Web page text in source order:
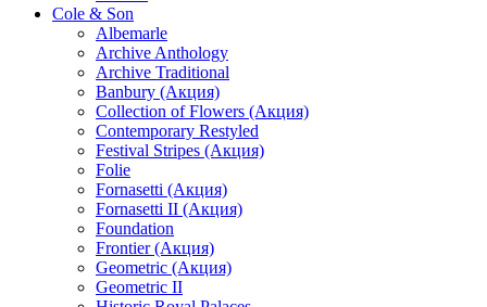
Cole & Son
Albemarle
Archive Anthology
Archive Traditional
Banbury (Акция)
Collection of Flowers (Акция)
Contemporary Restyled
Festival Stripes (Акция)
Folie
Fornasetti (Акция)
Fornasetti II (Акция)
Foundation
Frontier (Акция)
Geometric (Акция)
Geometric II